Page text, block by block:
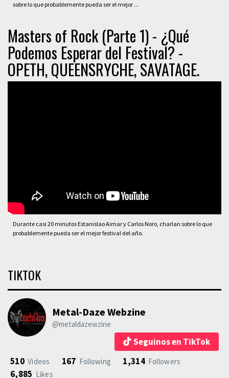
sobre lo que probablemente pueda ser el mejor ...
Masters of Rock (Parte 1) - ¿Qué
Podemos Esperar del Festival? -
OPETH, QUEENSRYCHE, SAVATAGE.
Durante casi 20 minutos Estanislao Aimar y Carlos Noro, charlan sobre lo que
probablemente pueda ser el mejor festival del año.
TIKTOK
Metal-Daze Webzine
@metaldazewzine
Seguinos en TikTok
510 Videos 167 Following 1,314 Followers
6,885 Likes